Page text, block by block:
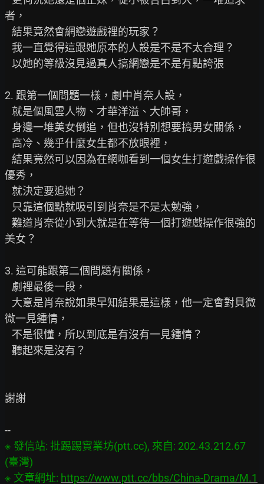
者，
2. 跟第一個問題一樣，劇中肖奈人設，
優秀，
美女？
3. 這可能跟第二個問題有關係，
微一見鍾情，
謝謝
※ 發信站: 批踢踢實業坊(ptt.cc), 來自: 202.43.212.67
(臺灣)
※ 文章網址: https://www.ptt.cc/bbs/China-Drama/M.1